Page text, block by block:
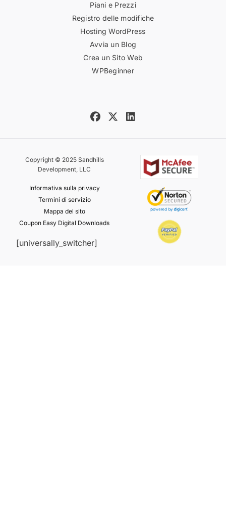
Piani e Prezzi
Registro delle modifiche
Hosting WordPress
Avvia un Blog
Crea un Sito Web
WPBeginner
Copyright © 2025 Sandhills
Development, LLC
Informativa sulla privacy
Termini di servizio
Mappa del sito
Coupon Easy Digital Downloads
[universally_switcher]